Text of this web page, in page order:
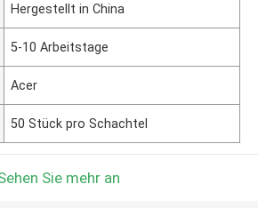
Hergestellt in China
5-10 Arbeitstage
Acer
50 Stück pro Schachtel
Sie mehr an